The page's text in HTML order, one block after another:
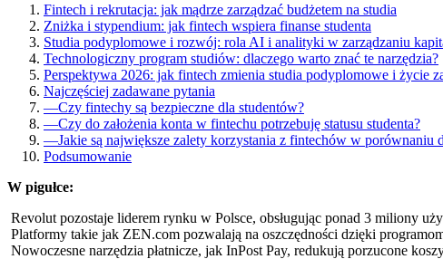
Fintech i rekrutacja: jak mądrze zarządzać budżetem na studia
Zniżka i stypendium: jak fintech wspiera finanse studenta
Studia podyplomowe i rozwój: rola AI i analityki w zarządzaniu
Technologiczny program studiów: dlaczego warto znać te narzędzia?
Perspektywa 2026: jak fintech zmienia studia podyplomowe i życie
Najczęściej zadawane pytania
—Czy fintechy są bezpieczne dla studentów?
—Czy do założenia konta w fintechu potrzebuję statusu studenta?
—Jakie są największe zalety korzystania z fintechów w porównaniu
Podsumowanie
W pigułce:
Revolut pozostaje liderem rynku w Polsce, obsługując ponad 3 miliony
Platformy takie jak ZEN.com pozwalają na oszczędności dzięki
Nowoczesne narzędzia płatnicze, jak InPost Pay, redukują porzucone